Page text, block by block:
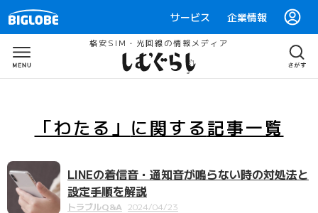
サービス 企業情報
格安SIM・光回線の情報メディア
「わたる」 に関する記事一覧
LINEの着信音・通知音が鳴らない時の対処法と
設定手順を解説
トラブルQ&A 2024/04/23